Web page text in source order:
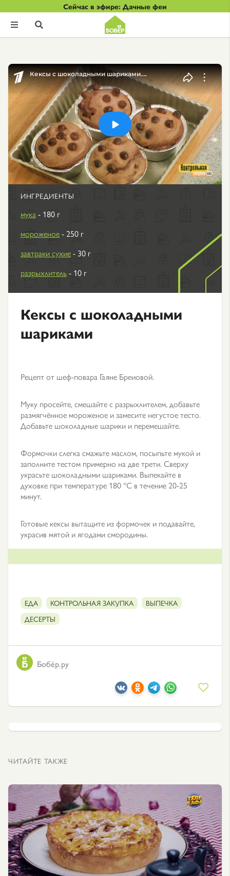
Сейчас в эфире: Дачные феи
 
ИНГРЕДИЕНТЫ
мука- 180 г
мороженое- 250 г
завтраки сухие- 30 г
разрыхлитель- 10 г
Кексы с шоколадными
шариками
Рецепт от шеф-повара Гаяне Бреиовой.
Муку просейте, смешайте с разрыхлителем, добавьте
размягчённое мороженое и замесите негустое тесто.
Добавьте шоколадные шарики и перемешайте.
Формочки слегка смажьте маслом, посыпьте мукой и
заполните тестом примерно на две трети. Сверху
украсьте шоколадными шариками. Выпекайте в
духовке при температуре 180 °С в течение 20-25
минут.
Готовые кексы вытащите из формочек и подавайте,
украсив мятой и ягодами смородины.
ЕДА КОНТРОЛЬНАЯ ЗАКУПКА
ВЫПЕЧКА
ДЕСЕРТЫ
Бобёр.ру
ЧИТАЙТЕ ТАКЖЕ